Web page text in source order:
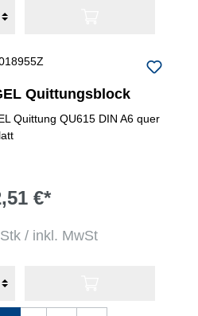
Quittungsblock
Quittung QU615 DIN A6 quer
€*
/ inkl. MwSt